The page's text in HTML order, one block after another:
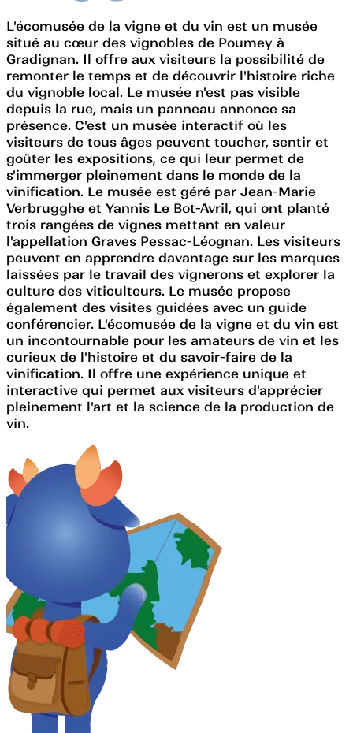
L'écomusée de la vigne et du vin est un musée
situé au cœur des vignobles de Poumey à
Gradignan. Il offre aux visiteurs la possibilité de
remonter le temps et de découvrir l'histoire riche
du vignoble local. Le musée n'est pas visible
depuis la rue, mais un panneau annonce sa
présence. C'est un musée interactif où les
visiteurs de tous âges peuvent toucher, sentir et
goûter les expositions, ce qui leur permet de
s'immerger pleinement dans le monde de la
vinification. Le musée est géré par Jean-Marie
Verbrugghe et Yannis Le Bot-Avril, qui ont planté
trois rangées de vignes mettant en valeur
l'appellation Graves Pessac-Léognan. Les visiteurs
peuvent en apprendre davantage sur les marques
laissées par le travail des vignerons et explorer la
culture des viticulteurs. Le musée propose
également des visites guidées avec un guide
conférencier. L'écomusée de la vigne et du vin est
un incontournable pour les amateurs de vin et les
curieux de l'histoire et du savoir-faire de la
vinification. Il offre une expérience unique et
interactive qui permet aux visiteurs d'apprécier
pleinement l'art et la science de la production de
vin.